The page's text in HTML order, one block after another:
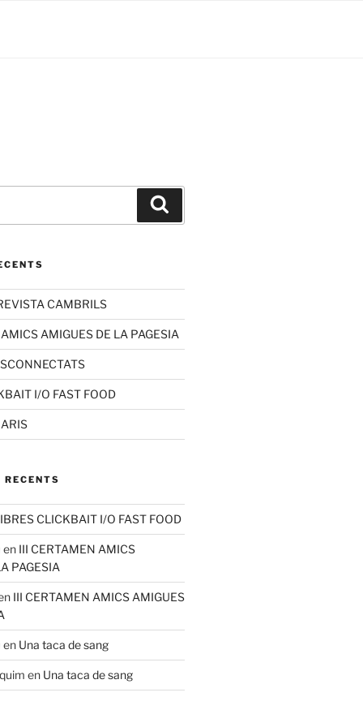
CAMBRILS
AMIGUES DE LA PAGESIA
I/O FAST FOOD
CLICKBAIT I/O FAST FOOD
en III CERTAMEN AMICS
PAGESIA
III CERTAMEN AMICS AMIGUES
en Una taca de sang
en Una taca de sang